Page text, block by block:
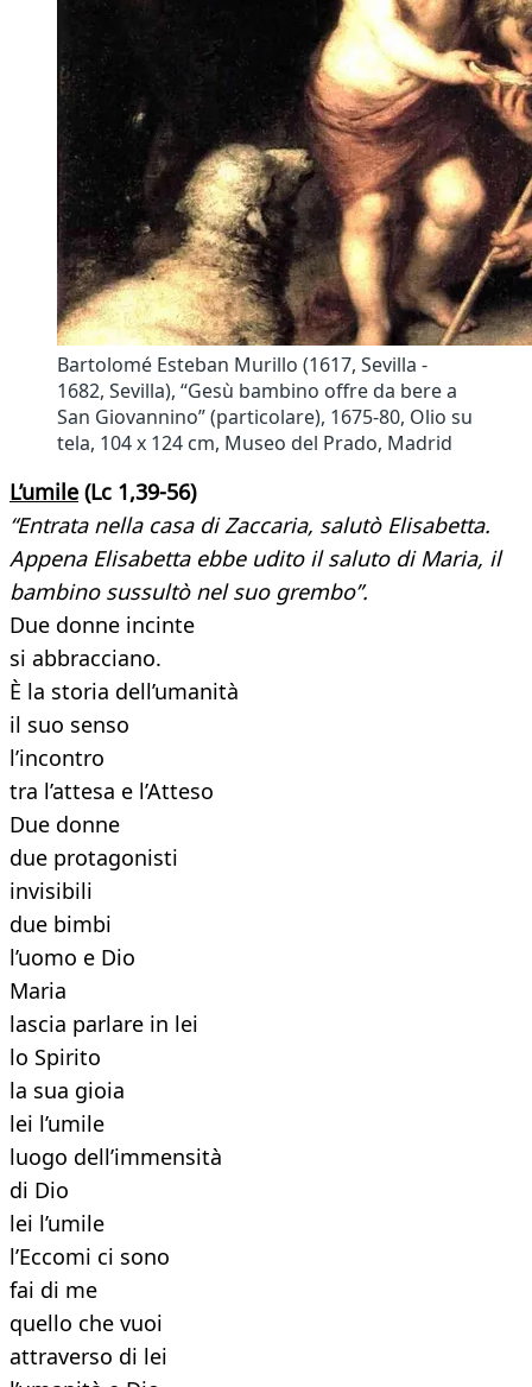
Bartolomé Esteban Murillo (1617, Sevilla -
1682, Sevilla), “Gesù bambino offre da bere a
San Giovannino” (particolare), 1675-80, Olio su
tela, 104 x 124 cm, Museo del Prado, Madrid
L’umile (Lc 1,39-56)
“Entrata nella casa di Zaccaria, salutò Elisabetta.
Appena Elisabetta ebbe udito il saluto di Maria, il
bambino sussultò nel suo grembo”.
Due donne incinte
si abbracciano.
È la storia dell’umanità
il suo senso
l’incontro
tra l’attesa e l’Atteso
Due donne
due protagonisti
invisibili
due bimbi
l’uomo e Dio
Maria
lascia parlare in lei
lo Spirito
la sua gioia
lei l’umile
luogo dell’immensità
di Dio
lei l’umile
l’Eccomi ci sono
fai di me
quello che vuoi
attraverso di lei